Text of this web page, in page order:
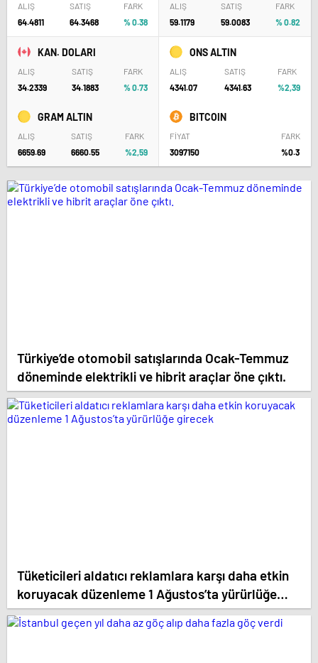
ALIŞ
64.4811
SATIŞ
64.3468
FARK
% 0.38
ALIŞ
59.1179
SATIŞ
59.0083
FARK
% 0.82
KAN. DOLARI
ALIŞ
34.2339
SATIŞ
34.1883
FARK
% 0.73
ONS ALTIN
ALIŞ
4341.07
SATIŞ
4341.63
FARK
%2,39
GRAM ALTIN
ALIŞ
6659.69
SATIŞ
6660.55
FARK
%2,59
BITCOIN
FİYAT
3097150
FARK
%0.3
Türkiye’de otomobil satışlarında Ocak-Temmuz
döneminde elektrikli ve hibrit araçlar öne çıktı.
Tüketicileri aldatıcı reklamlara karşı daha etkin
koruyacak düzenleme 1 Ağustos’ta yürürlüğe
girecek